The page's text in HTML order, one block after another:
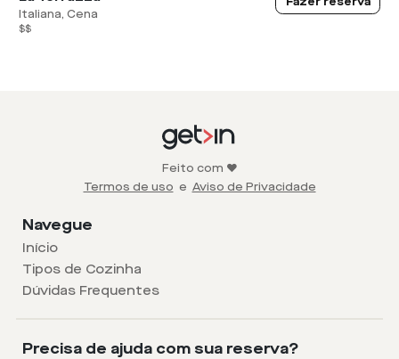
Italiana, Cena
$$
Feito com ❤️
Termos de uso e Aviso de Privacidade
Navegue
Início
Tipos de Cozinha
Dúvidas Frequentes
Precisa de ajuda com sua reserva?